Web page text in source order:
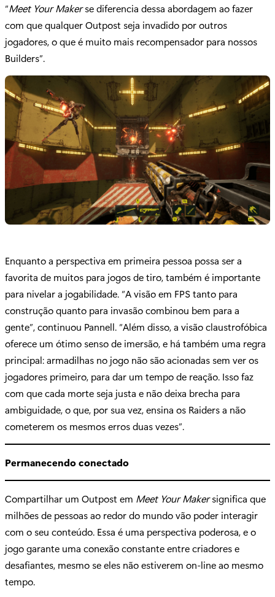
“Meet Your Makerse diferencia dessa abordagem ao fazer
com que qualquer Outpost seja invadido por outros
jogadores, o que é muito mais recompensador para nossos
Builders”.
Enquanto a perspectiva em primeira pessoa possa ser a
favorita de muitos para jogos de tiro, também é importante
para nivelar a jogabilidade. “A visão em FPS tanto para
construção quanto para invasão combinou bem para a
gente”, continuou Pannell. “Além disso, a visão claustrofóbica
oferece um ótimo senso de imersão, e há também uma regra
principal: armadilhas no jogo não são acionadas sem ver os
jogadores primeiro, para dar um tempo de reação. Isso faz
com que cada morte seja justa e não deixa brecha para
ambiguidade, o que, por sua vez, ensina os Raiders a não
cometerem os mesmos erros duas vezes”.
Permanecendo conectado
Compartilhar um Outpost em Meet Your Makersignifica que
milhões de pessoas ao redor do mundo vão poder interagir
com o seu conteúdo. Essa é uma perspectiva poderosa, e o
jogo garante uma conexão constante entre criadores e
desafiantes, mesmo se eles não estiverem on-line ao mesmo
tempo.